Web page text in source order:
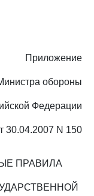
Приложение
обороны
Федерации
30.04.2007 N 150
ПРАВИЛА